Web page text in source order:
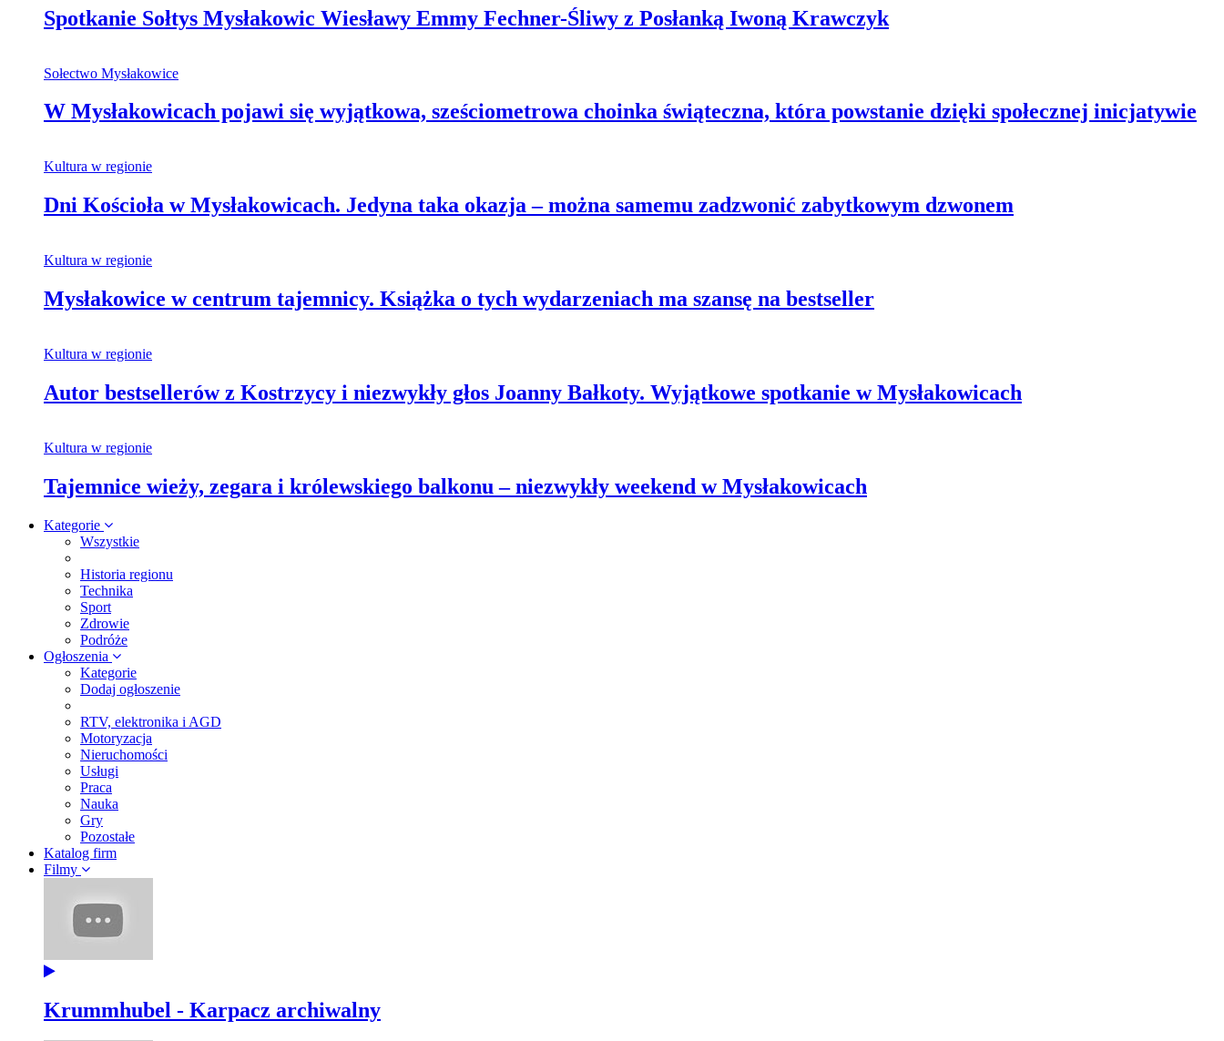
Spotkanie Sołtys Mysłakowic Wiesławy Emmy Fechner-Śliwy z Posłanką Iwoną Krawczyk
Sołectwo Mysłakowice
W Mysłakowicach pojawi się wyjątkowa, sześciometrowa choinka świąteczna, która powstanie dzięki społecznej inicjatywie
Kultura w regionie
Dni Kościoła w Mysłakowicach. Jedyna taka okazja – można samemu zadzwonić zabytkowym dzwonem
Kultura w regionie
Mysłakowice w centrum tajemnicy. Książka o tych wydarzeniach ma szansę na bestseller
Kultura w regionie
Autor bestsellerów z Kostrzycy i niezwykły głos Joanny Bałkoty. Wyjątkowe spotkanie w Mysłakowicach
Kultura w regionie
Tajemnice wieży, zegara i królewskiego balkonu – niezwykły weekend w Mysłakowicach
Kategorie
Wszystkie
Historia regionu
Technika
Sport
Zdrowie
Podróże
Ogłoszenia
Kategorie
Dodaj ogłoszenie
RTV, elektronika i AGD
Motoryzacja
Nieruchomości
Usługi
Praca
Nauka
Gry
Pozostałe
Katalog firm
Filmy
Krummhubel - Karpacz archiwalny